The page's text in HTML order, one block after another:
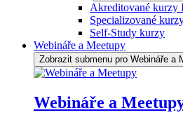
Akreditované
Specializované
Self-Study kurzy
Webináře a Meetupy
Zobrazit submenu pro Webináře a
Webináře a